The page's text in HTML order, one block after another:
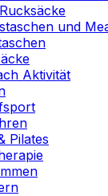
und
Aktivität
Pilates